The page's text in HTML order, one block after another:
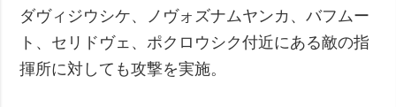
ダヴィジウシケ、ノヴォズナムヤンカ、バフムー
ト、セリドヴェ、ポクロウシク付近にある敵の指
揮所に対しても攻撃を実施。